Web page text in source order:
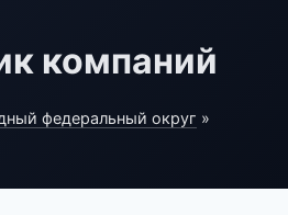
компаний
федеральный округ »